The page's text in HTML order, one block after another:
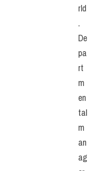
rld
.
De
pa
rt
m
en
tal
m
an
ag